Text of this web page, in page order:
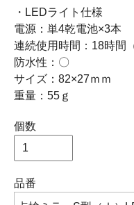
・LEDライト仕様
電源：単4乾電池×3本
連続使用時間：18時間
防水性：〇
サイズ：82×27ｍｍ
重量：55ｇ
個数
品番